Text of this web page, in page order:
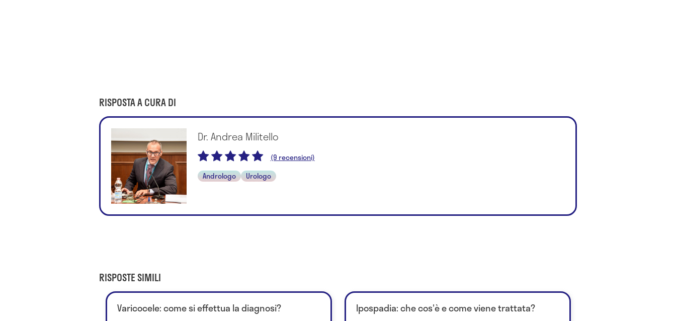
RISPOSTA A CURA DI
Dr. Andrea Militello
(9 recensioni)
Andrologo
Urologo
RISPOSTE SIMILI
Varicocele: come si effettua la diagnosi? Ipospadia: che cos'è e come viene trattata?